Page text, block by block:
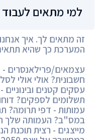
למי מתאים
זה מתאים לך. איך אנחנו
המערכת כך שהיא
עצמאים/פרילאנסרים
חשבונית? אולי אולי
עסקים קטנים
תשלומים לספקים?
עמותות - דפי תרומה?
במס"ב? העמותה שלך
מייצגים - רצית תוכנת